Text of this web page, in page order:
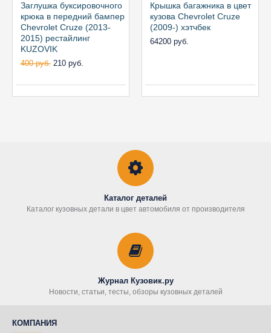
Заглушка буксировочного
крюка в передний бампер
Chevrolet Cruze (2013-
2015) рестайлинг
KUZOVIK
400 руб. 210 руб.
Крышка багажника в цвет
кузова Chevrolet Cruze
(2009-) хэтчбек
64200 руб.
Каталог деталей
Каталог кузовных детали в цвет автомобиля от производителя
Журнал Кузовик.ру
Новости, статьи, тесты, обзоры кузовных деталей
КОМПАНИЯ